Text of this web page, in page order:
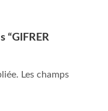
“GIFRER
Les champs